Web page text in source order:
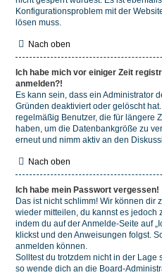
Konfigurationsproblem mit der
lösen muss.
Nach oben
Ich habe mich vor einiger Zeit
anmelden?!
Es kann sein, dass ein Administrator
Gründen deaktiviert oder gelöscht
regelmäßig Benutzer, die für längere
haben, um die Datenbankgröße zu
erneut und nimm aktiv an den
Nach oben
Ich habe mein Passwort vergessen!
Das ist nicht schlimm! Wir können dir
wieder mitteilen, du kannst es jedoch
indem du auf der Anmelde-Seite auf
klickst und den Anweisungen folgst.
anmelden können.
Solltest du trotzdem nicht in der Lage
so wende dich an die Board-